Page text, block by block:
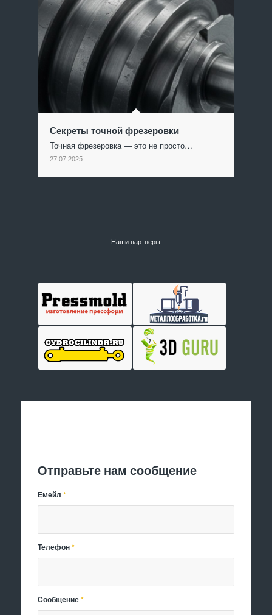
Секреты точной фрезеровки
Точная фрезеровка — это не просто…
27.07.2025
Наши партнеры
Отправьте нам сообщение
Емейл*
Телефон*
Сообщение*